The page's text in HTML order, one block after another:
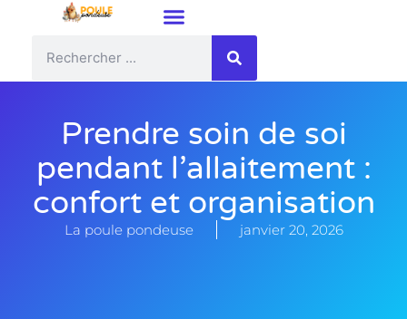
Prendre soin de soi
pendant l’allaitement :
confort et organisation
La poule pondeuse janvier 20, 2026